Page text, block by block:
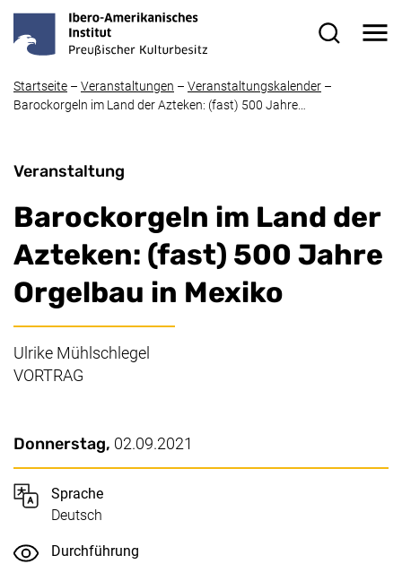
Startseite – Veranstaltungen – Veranstaltungskalender –
Barockorgeln im Land der Azteken: (fast) 500 Jahre…
Veranstaltung
Barockorgeln im Land der
Azteken: (fast) 500 Jahre
Orgelbau in Mexiko
Ulrike Mühlschlegel
VORTRAG
Wichtige Details
Datum / Dauer:
Donnerstag, 02.09.2021
Sprache
Deutsch
Durchführung